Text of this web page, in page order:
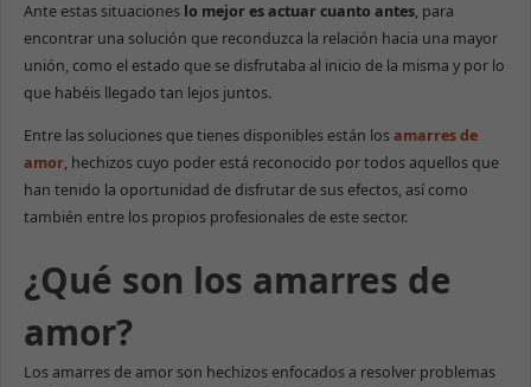
Ante estas situaciones lo mejor es actuar cuanto antes, para
encontrar una solución que reconduzca la relación hacia una mayor
unión, como el estado que se disfrutaba al inicio de la misma y por lo
que habéis llegado tan lejos juntos.
Entre las soluciones que tienes disponibles están losamarres de
amor, hechizos cuyo poder está reconocido por todos aquellos que
han tenido la oportunidad de disfrutar de sus efectos, así como
también entre los propios profesionales de este sector.
¿Qué son los amarres de
amor?
Los amarres de amor son hechizos enfocados a resolver problemas